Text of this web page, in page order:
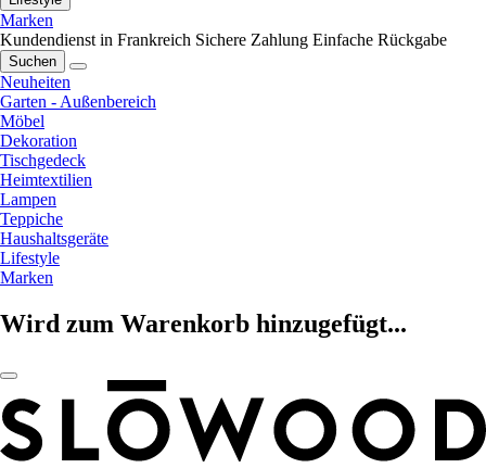
Marken
Kundendienst in Frankreich Sichere Zahlung Einfache Rückgabe
Suchen
Neuheiten
Garten - Außenbereich
Möbel
Dekoration
Tischgedeck
Heimtextilien
Lampen
Teppiche
Haushaltsgeräte
Lifestyle
Marken
Wird zum Warenkorb hinzugefügt...